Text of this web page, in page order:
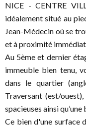
NICE - CENTRE
idéalement situé au
Jean-Médecin où se
et à proximité
Au 5ème et dernier
immeuble bien tenu,
dans le quartier
Traversant (est/
spacieuses ainsi
Ce bien d'une surface